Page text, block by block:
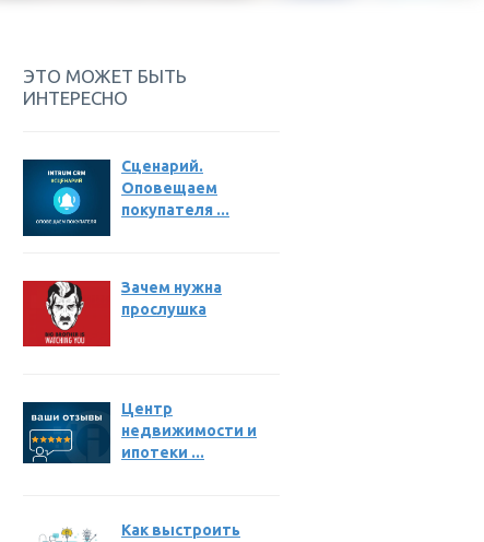
ЭТО МОЖЕТ БЫТЬ
ИНТЕРЕСНО
Сценарий.
Оповещаем
покупателя ...
Зачем нужна
прослушка
Центр
недвижимости и
ипотеки ...
Как выстроить